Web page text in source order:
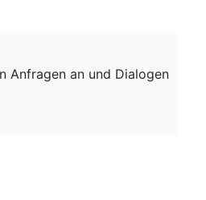
Anfragen an und Dialogen